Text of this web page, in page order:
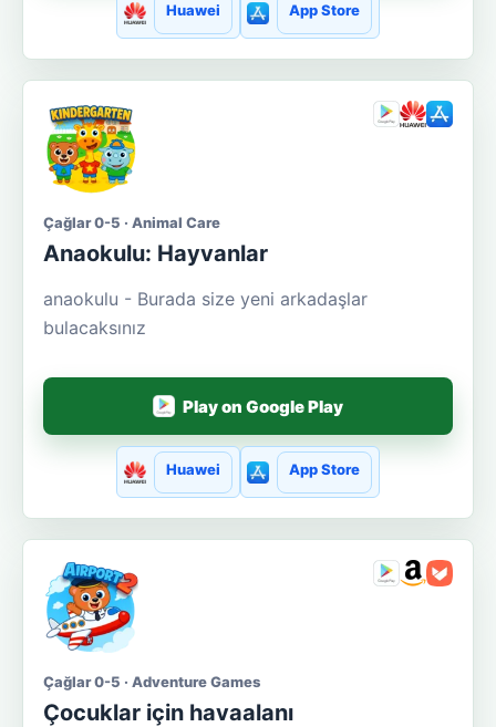
Huawei App Store
Çağlar 0-5 · Animal Care
Anaokulu: Hayvanlar
anaokulu - Burada size yeni arkadaşlar
bulacaksınız
Play on Google Play
Huawei App Store
Çağlar 0-5 · Adventure Games
Çocuklar için havaalanı